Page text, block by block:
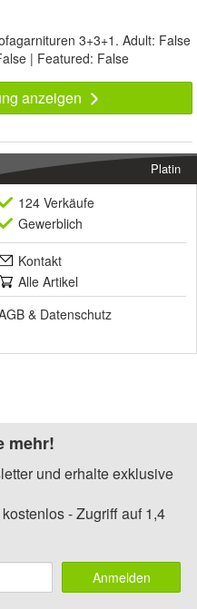
3+3+1. Adult: False
| Featured: False
anzeigen
Platin
124 Verkäufe
Gewerblich
Kontakt
Alle Artikel
& Datenschutz
mehr!
und erhalte exklusive
- Zugriff auf 1,4
Anmelden